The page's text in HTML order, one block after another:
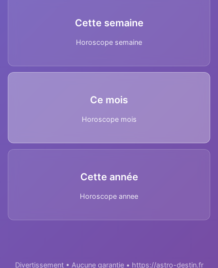
Cette semaine
Horoscope semaine
Ce mois
Horoscope mois
Cette année
Horoscope annee
Divertissement • Aucune garantie • https://astro-destin.fr